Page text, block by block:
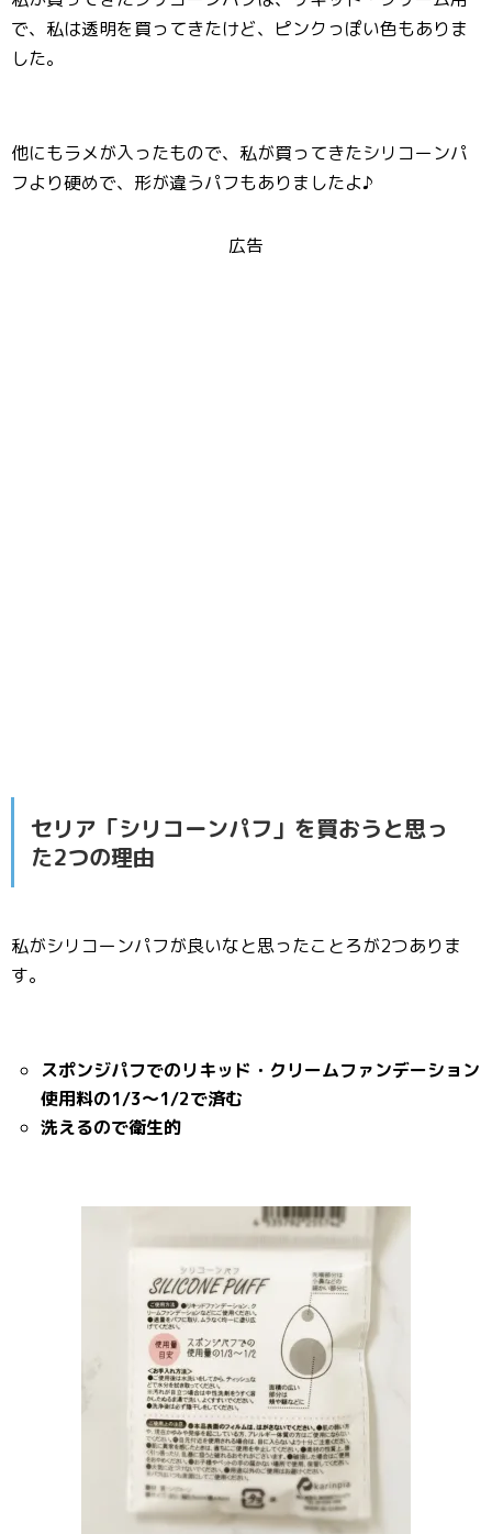
で、私は透明を買ってきたけど、ピンクっぽい色もありま
した。
他にもラメが入ったもので、私が買ってきたシリコーンパ
フより硬めで、形が違うパフもありましたよ♪
広告
セリア「シリコーンパフ」を買おうと思っ
た2つの理由
私がシリコーンパフが良いなと思ったことろが2つありま
す。
スポンジパフでのリキッド・クリームファンデーション
使用料の1/3～1/2で済む
洗えるので衛生的